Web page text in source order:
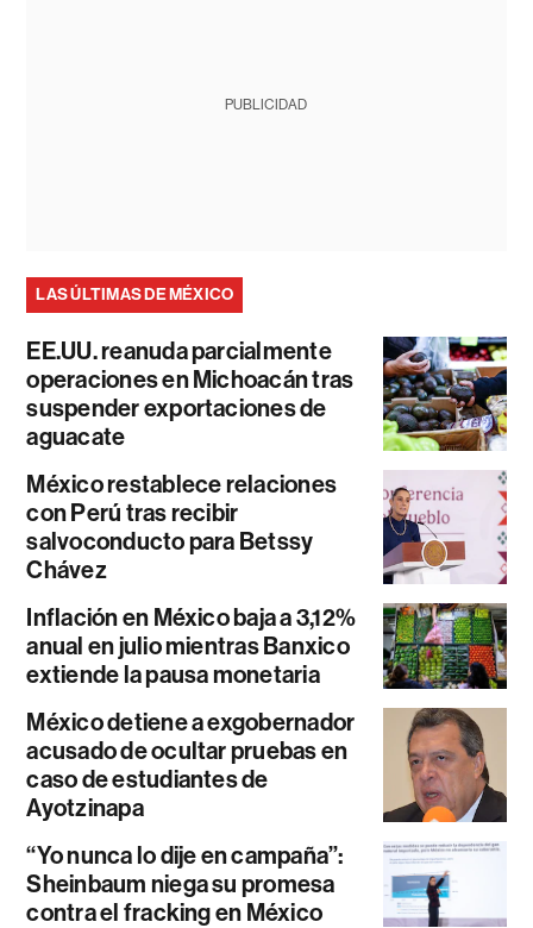
PUBLICIDAD
LAS ÚLTIMAS DE MÉXICO
EE.UU. reanuda parcialmente
operaciones en Michoacán tras
suspender exportaciones de
aguacate
México restablece relaciones
con Perú tras recibir
salvoconducto para Betssy
Chávez
Inflación en México baja a 3,12%
anual en julio mientras Banxico
extiende la pausa monetaria
México detiene a exgobernador
acusado de ocultar pruebas en
caso de estudiantes de
Ayotzinapa
“Yo nunca lo dije en campaña”:
Sheinbaum niega su promesa
contra el fracking en México